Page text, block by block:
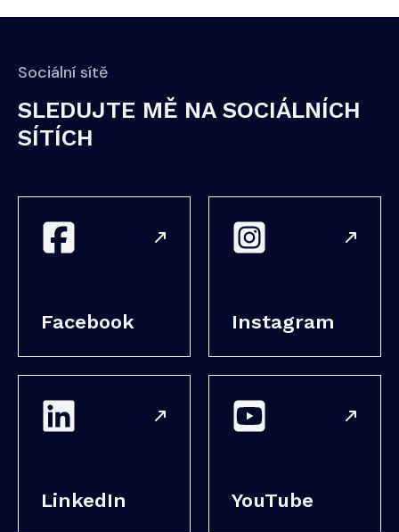
Sociální sítě
SLEDUJTE MĚ NA SOCIÁLNÍCH
SÍTÍCH
Facebook Instagram
LinkedIn YouTube